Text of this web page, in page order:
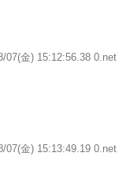
07(金) 15:12:56.38 0.net
07(金) 15:13:49.19 0.net